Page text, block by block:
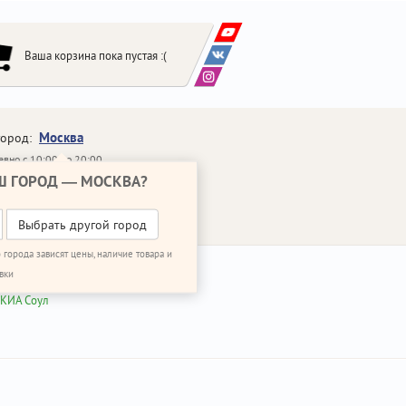
Ваша корзина пока пустая :(
Москва
ГОРОД — МОСКВА?
Выбрать другой город
зависят цены, наличие товара и
с 10:00 до 20:00
648-64-30
МНЕ
Соул